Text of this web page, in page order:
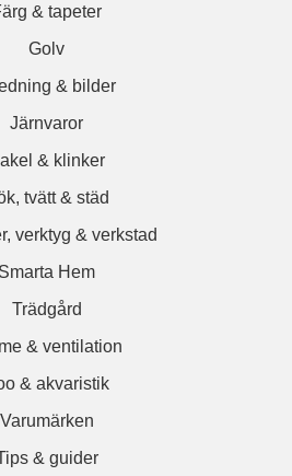
& tapeter
Golv
& bilder
Järnvaror
& klinker
tvätt & städ
verktyg & verkstad
Smarta Hem
Trädgård
& ventilation
& akvaristik
Varumärken
& guider